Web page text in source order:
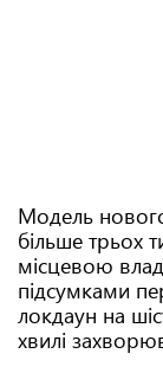
Модель
більше трьох
місцевою
підсумками
локдаун на
хвилі